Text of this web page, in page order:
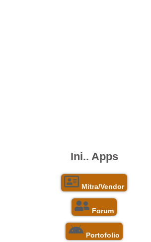
Ini.. Apps
Mitra/Vendor
Forum
Portofolio